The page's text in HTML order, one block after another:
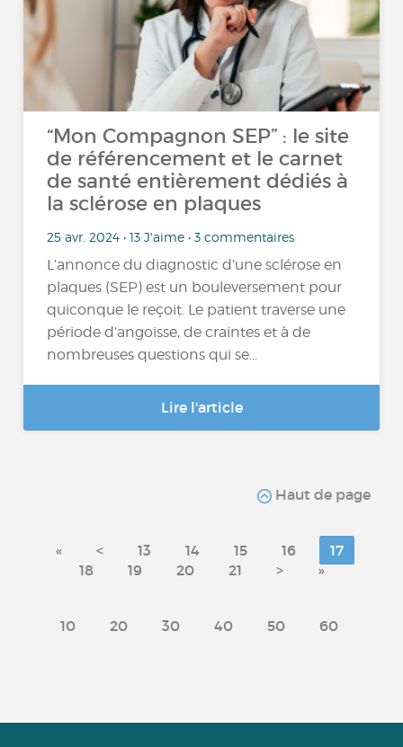
“Mon Compagnon SEP” : le site
de référencement et le carnet
de santé entièrement dédiés à
la sclérose en plaques
25 avr. 2024 • 13 J'aime • 3 commentaires
L’annonce du diagnostic d’une sclérose en
plaques (SEP) est un bouleversement pour
quiconque le reçoit. Le patient traverse une
période d’angoisse, de craintes et à de
nombreuses questions qui se...
Lire l'article
Haut de page
« < 13 14 15 16
17
18
19 20 21 > »
10 20 30 40 50 60